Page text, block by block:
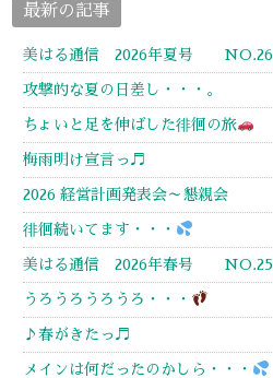
最新の記事
美はる通信 2026年夏号 NO.26
攻撃的な夏の日差し・・・。
ちょいと足を伸ばした徘徊の旅
梅雨明け宣言っ♬
2026 経営計画発表会～懇親会
徘徊続いてます・・・
美はる通信 2026年春号 NO.25
うろうろうろうろ・・・
♪春がきたっ♬
メインは何だったのかしら・・・